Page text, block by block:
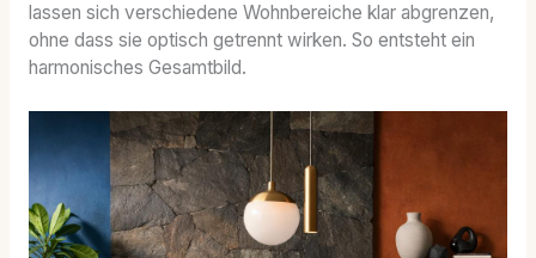
lassen sich verschiedene Wohnbereiche klar abgrenzen,
ohne dass sie optisch getrennt wirken. So entsteht ein
harmonisches Gesamtbild.